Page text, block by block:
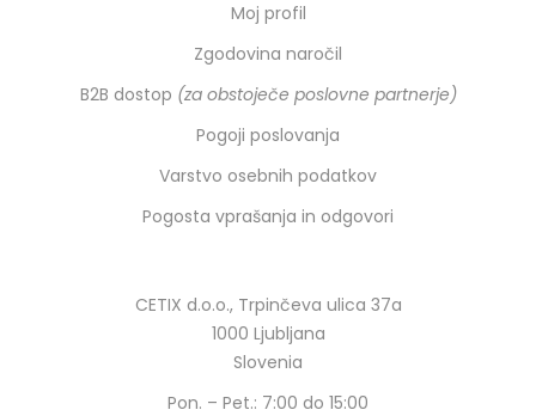
Moj profil
Zgodovina naročil
B2B dostop (za obstoječe poslovne partnerje)
Pogoji poslovanja
Varstvo osebnih podatkov
Pogosta vprašanja in odgovori
CETIX d.o.o., Trpinčeva ulica 37a
1000 Ljubljana
Slovenia
Pon. – Pet.: 7:00 do 15:00